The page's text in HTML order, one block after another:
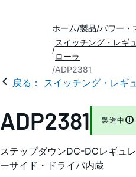
ホーム 製品 パワー・
スイッチング・レギ
ローラ
ADP2381
戻る： スイッチング・レギ
ADP2381 製造中
ステップダウンDC-DCレギュ
ーサイド・ドライバ内蔵